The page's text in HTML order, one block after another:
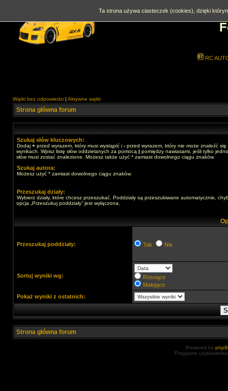
RC
Wątki bez odpowiedzi | Aktywne wątki
Strona główna forum
Szukaj słów kluczowych:
Dodaj + przed wyrazem, który musi wystąpić i - przed wyrazem, który nie może znaleźć się
wynikach. Wpisz listę słów oddzielanych za pomocą | pomiędzy nawiasami, jeśli tylko
słów musi zostać znalezione. Możesz także użyć * zamiast dowolnego ciągu znaków.
Szukaj autora:
Możesz użyć * zamiast dowolnego ciągu znaków.
Przeszukaj działy:
Wybierz działy, które chcesz przeszukać. Poddziały są przeszukiwane automatycznie,
opcja „Przeszukuj poddziały” jest wyłączona.
Przeszukaj poddziały: Tak Nie
Sortuj wyniki wg:
Rosnąco
Malejąco
Pokaż wyniki z ostatnich:
Strona główna forum
Powered by
Przyjazne
Ta strona używa ciasteczek (cookies), dzięki